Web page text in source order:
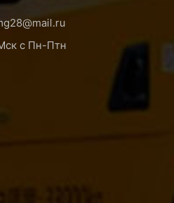
с Пн-Птн